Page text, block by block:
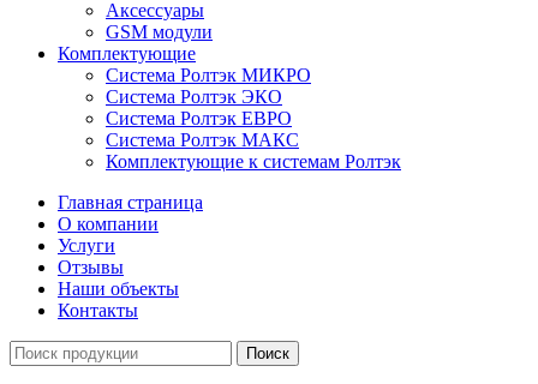
Аксессуары
GSM модули
Комплектующие
Система Ролтэк МИКРО
Система Ролтэк ЭКО
Система Ролтэк ЕВРО
Система Ролтэк МАКС
Комплектующие к системам Ролтэк
Главная страница
О компании
Услуги
Отзывы
Наши объекты
Контакты